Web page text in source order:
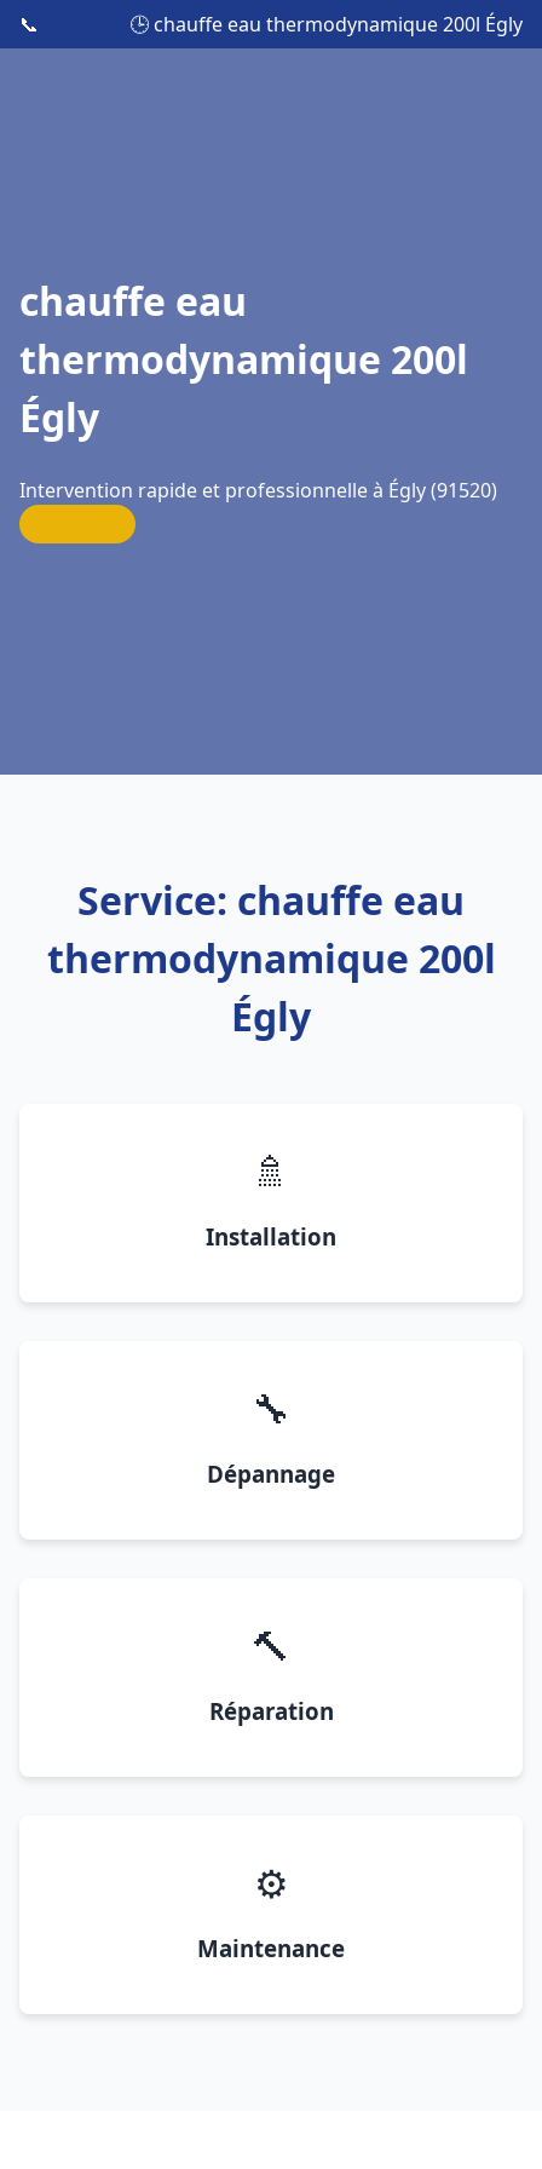
📞 🕒 chauffe eau thermodynamique 200l Égly
chauffe eau
thermodynamique 200l
Égly
Intervention rapide et professionnelle à Égly (91520)
Service: chauffe eau
thermodynamique 200l
Égly
🚿
Installation
🔧
Dépannage
🔨
Réparation
⚙️
Maintenance